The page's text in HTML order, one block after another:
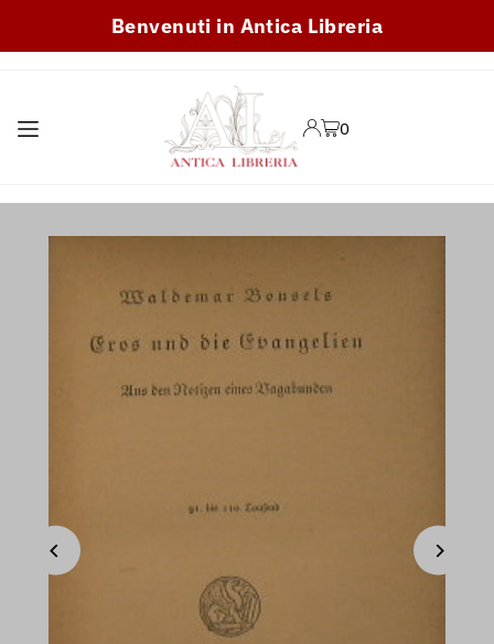
TRANSLATION MISSING:
Benvenuti in Antica Libreria
0